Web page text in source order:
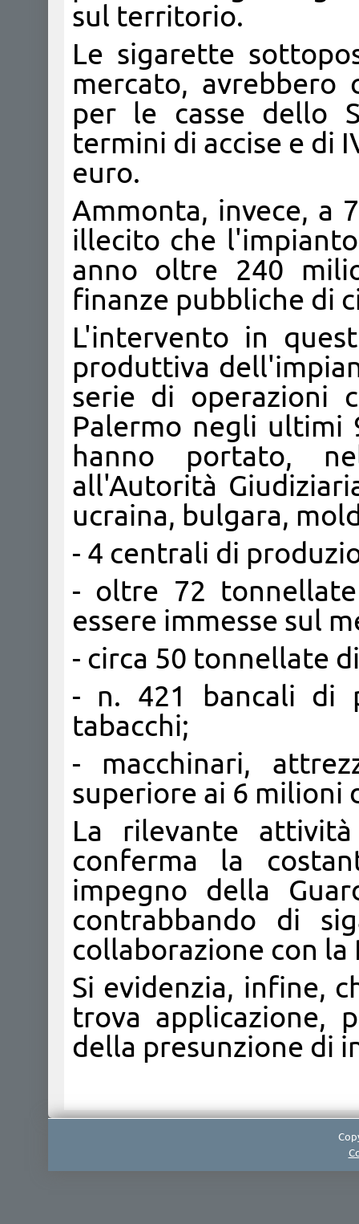
sul territorio.
Le sigarette
mercato,
per le casse dello
termini di accise e di
euro.
Ammonta, invece, a
illecito che
anno oltre 240
finanze pubbliche di
L'intervento in
produttiva
serie di operazioni
Palermo negli ultimi
hanno portato,
all'Autorità
ucraina, bulgara,
- 4 centrali di
- oltre 72
essere immesse sul
- circa 50 tonnellate
- n. 421 bancali di
tabacchi;
- macchinari,
superiore ai 6 milioni
La rilevante
conferma la
impegno della
contrabbando di
collaborazione con la
Si evidenzia, infine,
trova applicazione,
della presunzione di